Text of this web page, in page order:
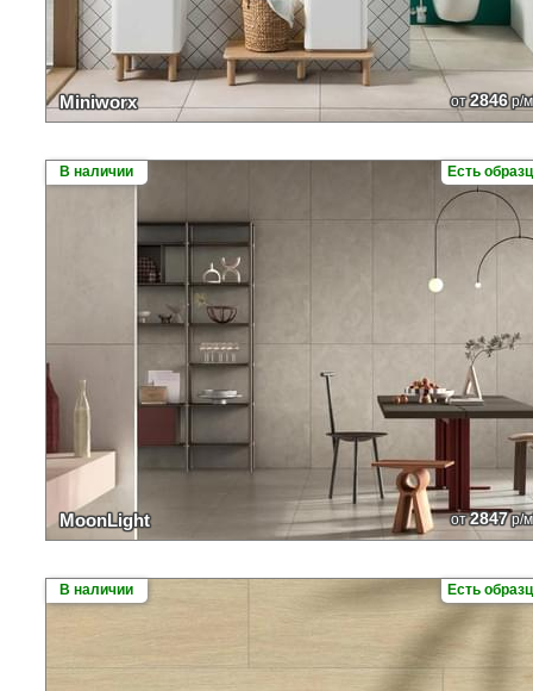
Miniworx от2846р/
Есть
В наличии
MoonLight от2847р/
Есть
В наличии